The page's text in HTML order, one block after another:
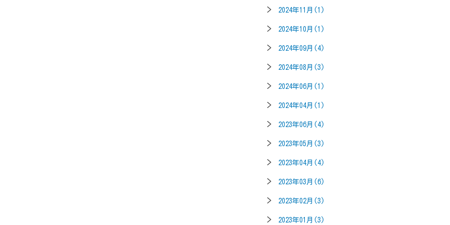
2024年11月(1)
2024年10月(1)
2024年09月(4)
2024年08月(3)
2024年06月(1)
2024年04月(1)
2023年06月(4)
2023年05月(3)
2023年04月(4)
2023年03月(6)
2023年02月(3)
2023年01月(3)